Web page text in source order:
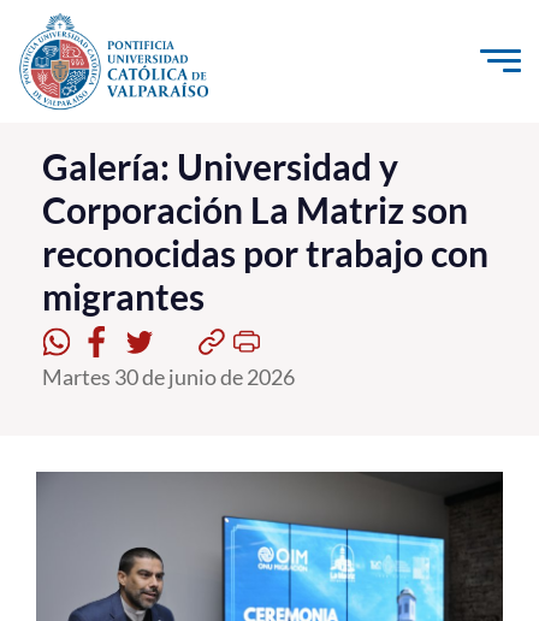
Click acá para ir directamente al contenido
La Universidad
Investigación, Creación e Innovación
PUCV Internacional
Vinculación con el Medio
Admisión
Postgrado
Estudiantes
Galería: Universidad y
Corporación La Matriz son
reconocidas por trabajo con
migrantes
Martes 30 de junio de 2026